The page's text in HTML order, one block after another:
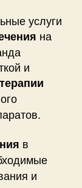
услуги
на
и
терапии
в
и